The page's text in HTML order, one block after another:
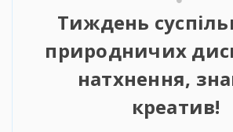
Тиждень
природничих
натхнення,
креатив!